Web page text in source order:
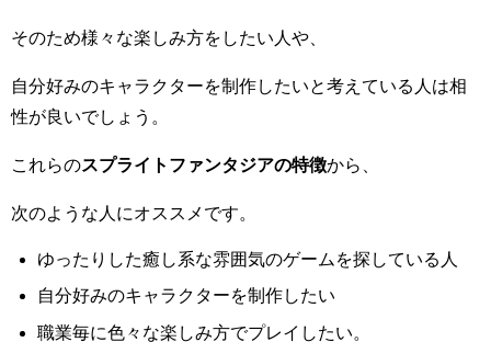
そのため様々な楽しみ方をしたい人や、
自分好みのキャラクターを制作したいと考えている人は相
性が良いでしょう。
これらのスプライトファンタジアの特徴から、
次のような人にオススメです。
ゆったりした癒し系な雰囲気のゲームを探している人
自分好みのキャラクターを制作したい
職業毎に色々な楽しみ方でプレイしたい。